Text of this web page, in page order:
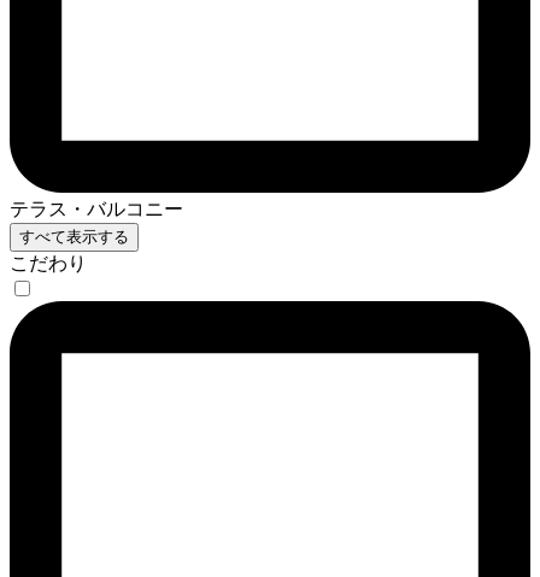
テラス・バルコニー
すべて表示する
こだわり